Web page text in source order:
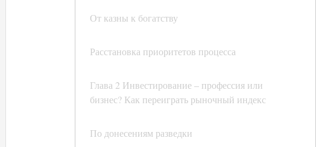
От казны к богатству
Расстановка приоритетов процесса
Глава 2 Инвестирование – профессия или
бизнес? Как переиграть рыночный индекс
По донесениям разведки